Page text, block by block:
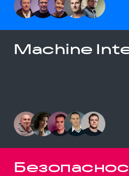
Machine